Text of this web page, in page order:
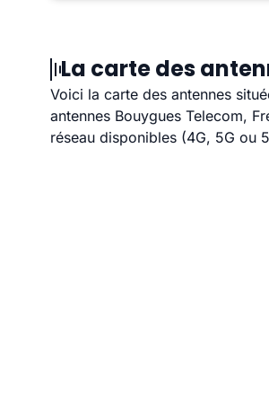
La carte des
Voici la carte des antennes
antennes Bouygues Telecom,
réseau disponibles (4G, 5G ou